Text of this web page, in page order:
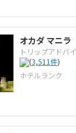
オカダ マニラ
トリップアドバ
(3,511件)
ホテルランク